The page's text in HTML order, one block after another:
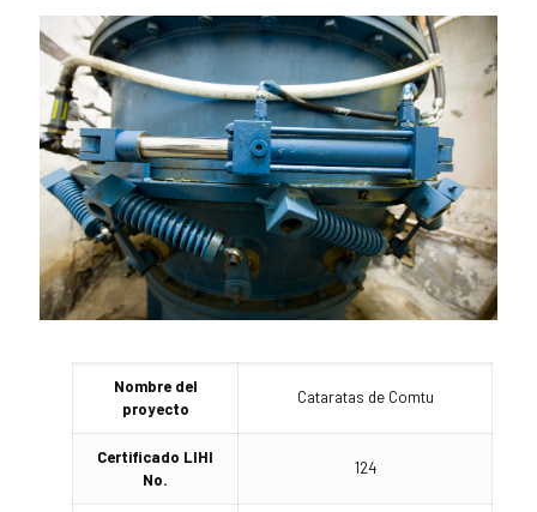
Nombre del
proyecto
Cataratas de Comtu
Certificado LIHI
No.
124